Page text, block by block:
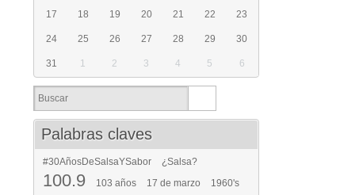
17 18 19 20 21 22 23
24 25 26 27 28 29 30
31 1 2 3 4 5 6
Palabras claves
#30AñosDeSalsaYSabor ¿Salsa?
100.9 103 años 17 de marzo
1960's